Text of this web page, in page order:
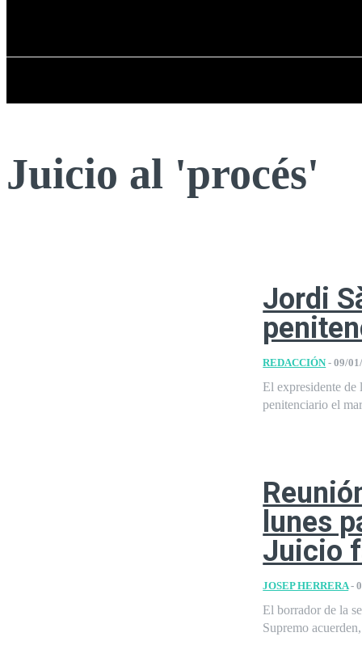
Juicio al 'procés'
Jordi
REDACCIÓN - 09/
El expresidente de la ANC y
lunes
Juicio
JOSEP HERRERA -
El borrador de la
Supremo